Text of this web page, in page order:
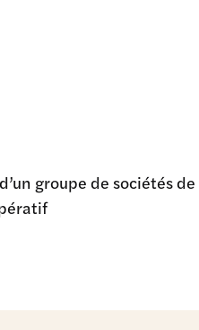
groupe de sociétés